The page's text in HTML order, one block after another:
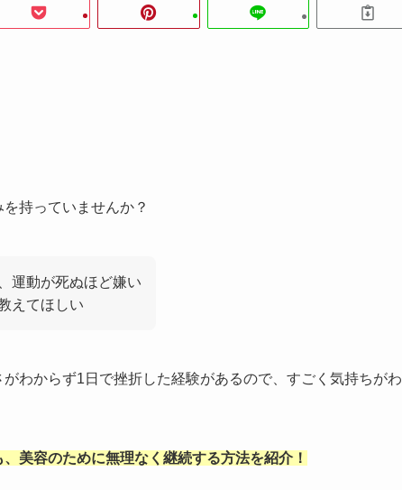
持っていませんか？
運動が死ぬほど嫌い
えてほしい
わからず1日で挫折した経験があるので、すごく気持ちがわ
美容のために無理なく継続する方法を紹介！